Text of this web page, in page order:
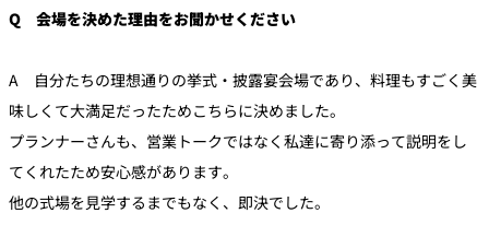
Q 会場を決めた理由をお聞かせください
A 自分たちの理想通りの挙式・披露宴会場であり、料理もすごく美
味しくて大満足だったためこちらに決めました。
プランナーさんも、営業トークではなく私達に寄り添って説明をし
てくれたため安心感があります。
他の式場を見学するまでもなく、即決でした。